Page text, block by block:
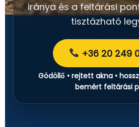
iránya és a feltárási
tisztázható
+36 20 249
Gödöllő • rejtett akna •
bemért feltárási